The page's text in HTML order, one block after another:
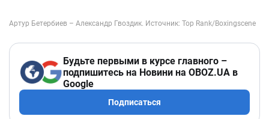
Будьте первыми в курсе главного –
подпишитесь на Новини на OBOZ.UA в
Google
Подписаться